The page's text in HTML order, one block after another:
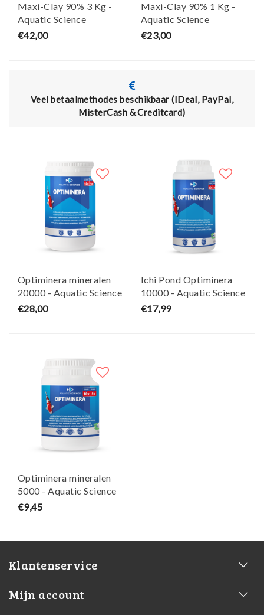
Maxi-Clay 90% 3 Kg -
Aquatic Science
€42,00
Maxi-Clay 90% 1 Kg -
Aquatic Science
€23,00
Veel betaalmethodes beschikbaar (IDeal, PayPal,
MisterCash & Creditcard)
Optiminera mineralen
20000 - Aquatic Science
€28,00
Ichi Pond Optiminera
10000 - Aquatic Science
€17,99
Optiminera mineralen
5000 - Aquatic Science
€9,45
Klantenservice
Mijn account